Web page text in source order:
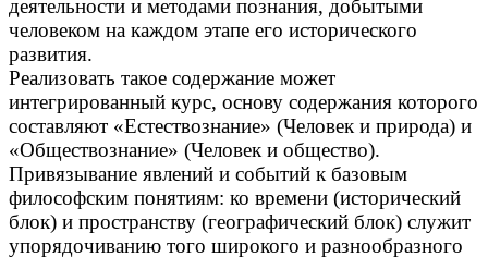
деятельности и методами познания, добытыми
человеком на каждом этапе его исторического
развития.
Реализовать такое содержание может
интегрированный курс, основу содержания которого
составляют «Естествознание» (Человек и природа) и
«Обществознание» (Человек и общество).
Привязывание явлений и событий к базовым
философским понятиям: ко времени (исторический
блок) и пространству (географический блок) служит
упорядочиванию того широкого и разнообразного